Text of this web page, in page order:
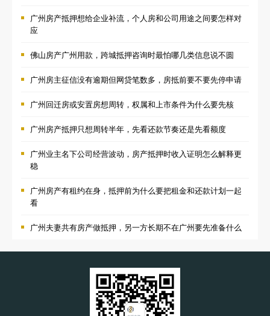
广州房产抵押想给企业补流，个人房和公司用途之间要怎样对
应
佛山房产广州用款，跨城抵押咨询时最怕哪几类信息说不圆
广州房主征信没有逾期但网贷笔数多，房抵前要不要先停申请
广州回迁房或安置房想周转，权属和上市条件为什么要先核
广州房产抵押只想周转半年，先看还款节奏还是先看额度
广州业主名下公司经营波动，房产抵押时收入证明怎么解释更
稳
广州房产有租约在身，抵押前为什么要把租金和还款计划一起
看
广州夫妻共有房产做抵押，另一方长期不在广州要先准备什么